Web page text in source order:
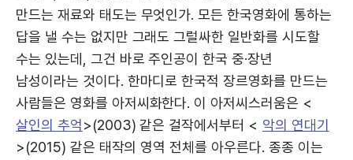
만드는 재료와 태도는 무엇인가. 모든 한국영화에 통하는
답을 낼 수는 없지만 그래도 그럴싸한 일반화를 시도할
수는 있는데, 그건 바로 주인공이 한국 중·장년
남성이라는 것이다. 한마디로 한국적 장르영화를 만드는
사람들은 영화를 아저씨화한다. 이 아저씨스러움은 <
살인의 추억>(2003) 같은 걸작에서부터 < 악의 연대기
>(2015) 같은 태작의 영역 전체를 아우른다. 종종 이는